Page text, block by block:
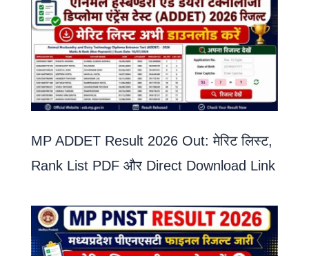
MP ADDET Result 2026 Out: मेरिट लिस्ट,
Rank List PDF और Direct Download Link